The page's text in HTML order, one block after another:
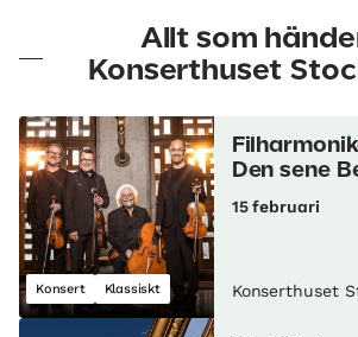
Allt som
Konserthuset
Konsert Klassiskt
Den sene
15 februari
Konserthuset